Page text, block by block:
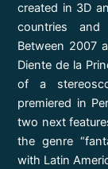
created in 3D
countries and
Between 2007
Diente de la
of a
premiered in
two next
the genre
with Latin